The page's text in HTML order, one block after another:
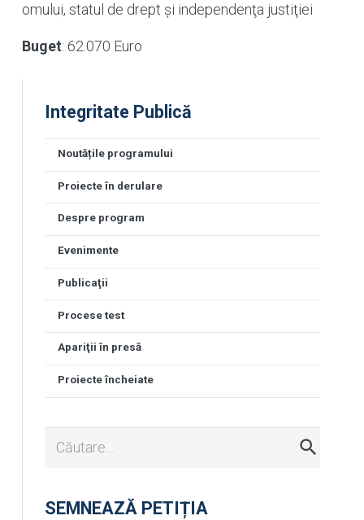
omului, statul de drept şi independenţa justiţiei
Buget: 62.070 Euro
Integritate Publică
Noutățile programului
Proiecte în derulare
Despre program
Evenimente
Publicaţii
Procese test
Apariţii în presă
Proiecte încheiate
SEMNEAZĂ PETIȚIA